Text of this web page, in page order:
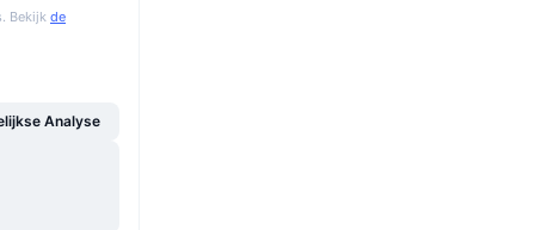
Bekijk de
Analyse